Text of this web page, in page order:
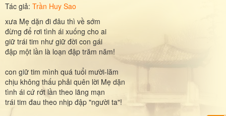
Tác giả: Trần Huy Sao
xưa Mẹ dặn đi đâu thì về sớm
đừng để rơi tình ái xuống cho ai
giữ trái tim như giữ đời con gái
đập một lần là loạn đập trăm năm!
con giữ tim mình quá tuổi mười-lăm
chịu không thấu phải quên lời Mẹ dặn
tình ái cứ rớt lần theo lãng mạn
trái tim đau theo nhịp đập "người ta"!